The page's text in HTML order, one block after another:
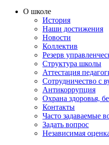
О школе
История
Наши достижения
Новости
Коллектив
Резерв
Структура школы
Аттестация
Сотрудничество с
Антикоррупция
Охрана здоровья,
Контакты
Часто задаваемые
Задать вопрос
Независимая